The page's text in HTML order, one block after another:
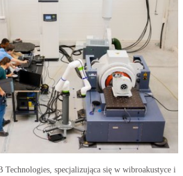
Technologies, specjalizująca się w wibroakustyce i